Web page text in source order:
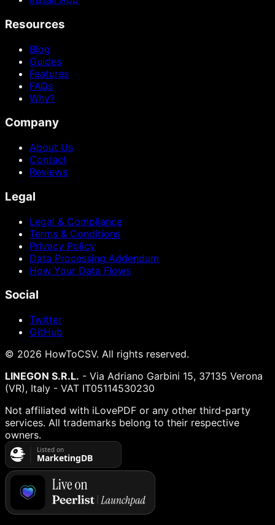
Resources
Blog
Guides
Features
FAQs
Why?
Company
About Us
Contact
Reviews
Legal
Legal & Compliance
Terms & Conditions
Privacy Policy
Data Processing Addendum
How Your Data Flows
Social
Twitter
GitHub
© 2026 HowToCSV. All rights reserved.
LINEGON S.R.L. - Via Adriano Garbini 15, 37135 Verona
(VR), Italy - VAT IT05114530230
Not affiliated with iLovePDF or any other third-party
services. All trademarks belong to their respective
owners.